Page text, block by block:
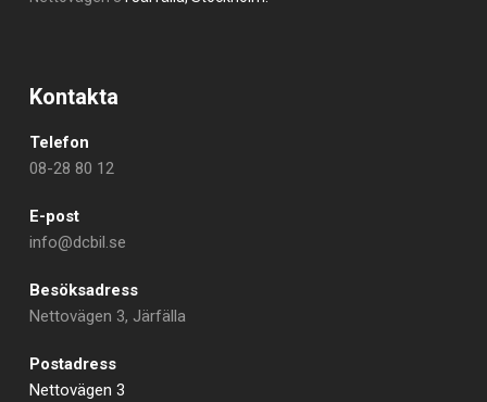
Kontakta
Telefon
08-28 80 12
E-post
info@dcbil.se
Besöksadress
Nettovägen 3, Järfälla
Postadress
Nettovägen 3